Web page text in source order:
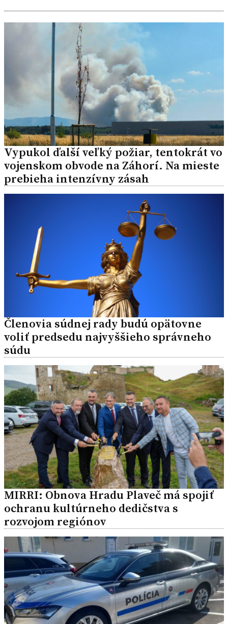
Vypukol ďalší veľký požiar, tentokrát vo
vojenskom obvode na Záhorí. Na mieste
prebieha intenzívny zásah
Členovia súdnej rady budú opätovne
voliť predsedu najvyššieho správneho
súdu
MIRRI: Obnova Hradu Plaveč má spojiť
ochranu kultúrneho dedičstva s
rozvojom regiónov